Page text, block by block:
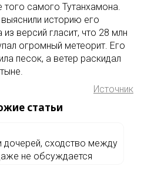
того самого Тутанхамона.
историю его
версий гласит, что 28 млн
огромный метеорит. Его
песок, а ветер раскидал
Источник
статьи
дочерей, сходство между
не обсуждается